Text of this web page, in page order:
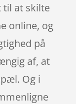
til at skilte
online, og
på
af, at
Og i